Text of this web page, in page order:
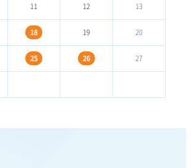
11 12 13
18 19 20
25 26 27